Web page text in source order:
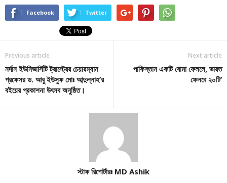
Facebook Twitter
Previous article
নর্দান ইউনিভার্সিটি ট্রাস্ট্রের চেয়ারম্যান
প্রফেসর ড. আবু ইউসুফ মোঃ আব্দুল্লাহ’র
বইয়ের প্রকাশনা উৎসব অনুষ্ঠিত।
Next article
পাকিস্তান একটি বোমা ফেললে, ভারত
ফেলবে ২০টি’
স্টাফ রিপোর্টারঃ MD Ashik